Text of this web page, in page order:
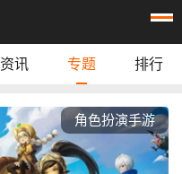
资讯 专题 排行
角色扮演手游